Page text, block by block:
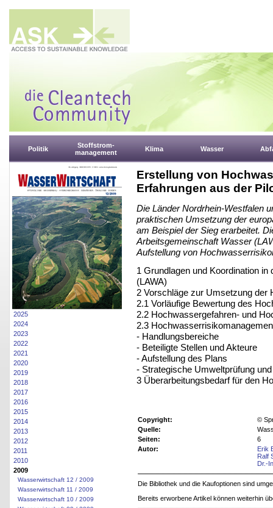
Politik
Stoffstrom-
management
Klima Wasser
2025
2024
2023
2022
2021
2020
2019
2018
2017
2016
2015
2014
2013
2012
2011
2010
2009
Wasserwirtschaft 12 / 2009
Wasserwirtschaft 11 / 2009
Wasserwirtschaft 10 / 2009
Erstellung von
Erfahrungen aus der
Die Länder Nordrhein-Westfalen
praktischen Umsetzung der
am Beispiel der Sieg erarbeitet.
Arbeitsgemeinschaft Wasser
Aufstellung von
1 Grundlagen und Koordination
(LAWA)
2 Vorschläge zur Umsetzung der
2.1 Vorläufige Bewertung des
2.2 Hochwassergefahren- und
2.3
- Handlungsbereiche
- Beteiligte Stellen und Akteure
- Aufstellung des Plans
- Strategische Umweltprüfung
3 Überarbeitungsbedarf für den
Copyright:
©
Quelle:
Seiten:
6
Autor:
Erik
Ralf
Dr.-
Die Bibliothek und die Kaufoptionen sind
Bereits erworbene Artikel können weiterhin